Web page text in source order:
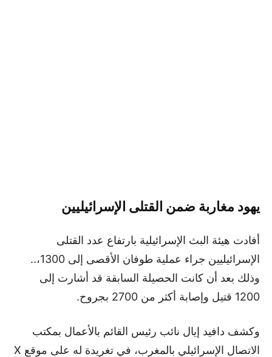
يهود مغاربة ضمن القتلى الإسرائيليين
أفادت هيئة البث الإسرائيلية بارتفاع عدد القتلى
الإسرائيليين جراء عملية طوفان الأقصى إلى 1300،..
وذلك بعد أن كانت الحصيلة السابقة قد أشارت إلى
1200 قتيل وإصابة أكثر من 2700 بجروح.
وكشف دافيد إيال نائب رئيس القائم بالأعمال بمكتب
الاتصال الإسرائيلي بالمغرب، في تغريدة له على موقع X